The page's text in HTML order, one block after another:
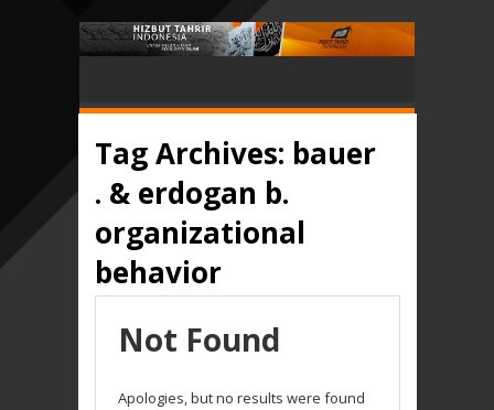
Tag Archives: bauer
. & erdogan b.
organizational
behavior
Not Found
Apologies, but no results were found